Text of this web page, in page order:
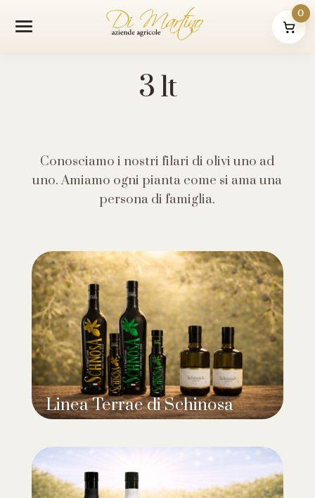
0
3 lt
Conosciamo i nostri filari di olivi uno ad
uno. Amiamo ogni pianta come si ama una
persona di famiglia.
Linea Terrae di Schinosa